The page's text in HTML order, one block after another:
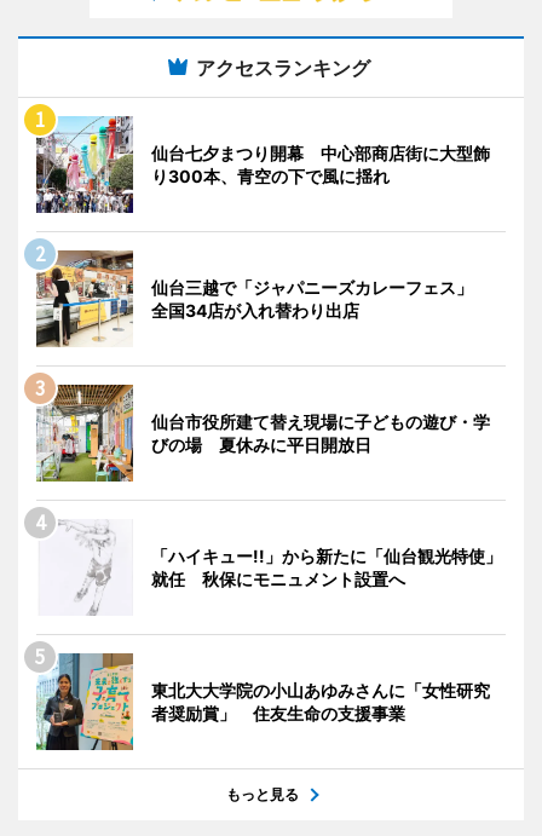
アクセスランキング
仙台七夕まつり開幕 中心部商店街に大型飾
り300本、青空の下で風に揺れ
仙台三越で「ジャパニーズカレーフェス」
全国34店が入れ替わり出店
仙台市役所建て替え現場に子どもの遊び・学
びの場 夏休みに平日開放日
「ハイキュー!!」から新たに「仙台観光特使」
就任 秋保にモニュメント設置へ
東北大大学院の小山あゆみさんに「女性研究
者奨励賞」 住友生命の支援事業
もっと見る